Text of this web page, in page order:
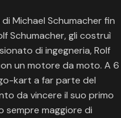
Michael Schumacher fin
Schumacher, gli costruì
di ingegneria, Rolf
un motore da moto. A 6
kart a far parte del
da vincere il suo primo
sempre maggiore di